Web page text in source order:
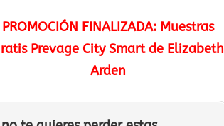
PROMOCIÓN FINALIZADA: Muestras
Prevage City Smart de Elizabeth
Arden